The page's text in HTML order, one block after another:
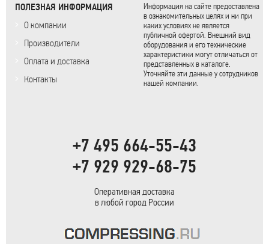
ПОЛЕЗНАЯ ИНФОРМАЦИЯ
О компании
Производители
Оплата и доставка
Контакты
Информация на сайте предоставлена
в ознакомительных целях и ни при
каких условиях не является
публичной офертой. Внешний вид
оборудования и его технические
характеристики могут отличаться от
представленных в каталоге.
Уточняйте эти данные у сотрудников
нашей компании.
+7 495 664-55-43
+7 929 929-68-75
Оперативная доставка
в любой город России